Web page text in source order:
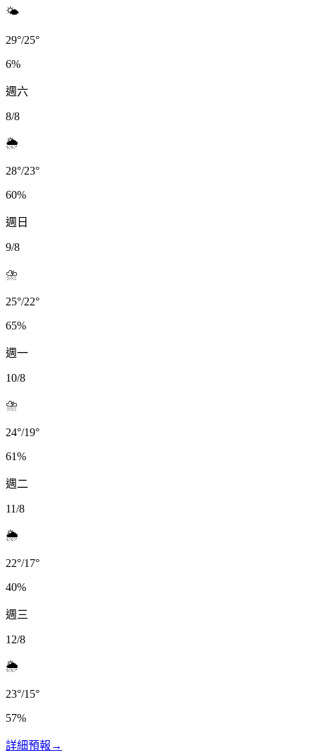
🌤️
29°/25°
6%
週六
8/8
🌦️
28°/23°
60%
週日
9/8
⛈️
25°/22°
65%
週一
10/8
⛈️
24°/19°
61%
週二
11/8
🌦️
22°/17°
40%
週三
12/8
🌦️
23°/15°
57%
詳細預報 →